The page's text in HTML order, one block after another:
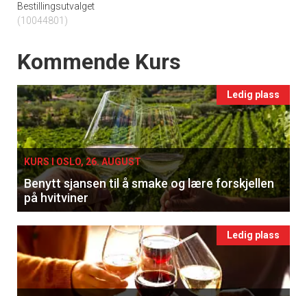
Bestillingsutvalget
(10044801)
Events
Kommende Kurs
Ledig plass
KURS I OSLO, 26. AUGUST
Benytt sjansen til å smake og lære forskjellen
på hvitviner
Ledig plass